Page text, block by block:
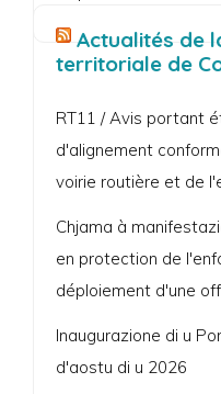
Actualités de
territoriale de
RT11 / Avis portant
d'alignement
voirie routière et de
Chjama à
en protection de
déploiement d'une
Inaugurazione di u
d'aostu di u 2026